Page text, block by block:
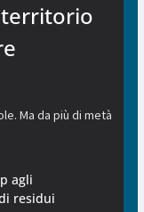
Ma da più di metà
agli
residui